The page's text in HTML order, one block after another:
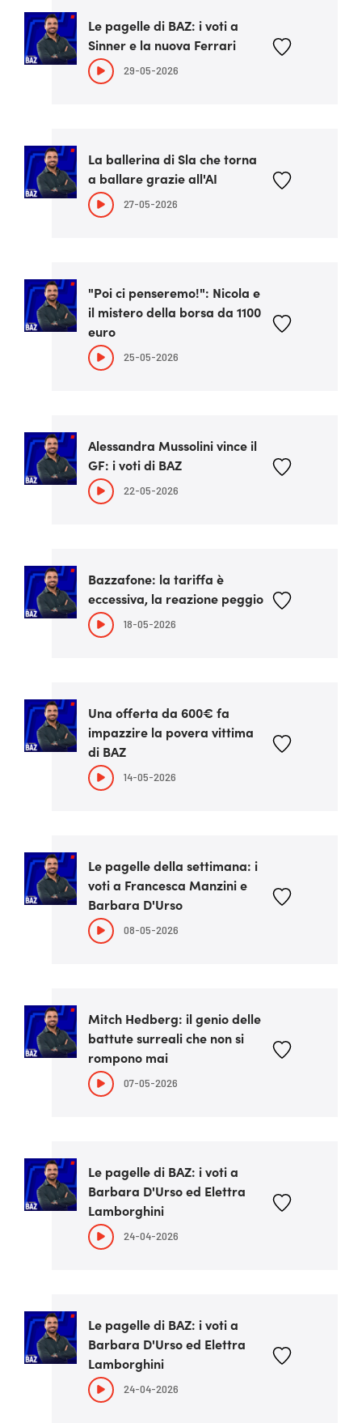
Le pagelle di BAZ: i voti a
Sinner e la nuova Ferrari
29-05-2026
La ballerina di Sla che torna
a ballare grazie all'AI
27-05-2026
"Poi ci penseremo!": Nicola e
il mistero della borsa da 1100
euro
25-05-2026
Alessandra Mussolini vince il
GF: i voti di BAZ
22-05-2026
Bazzafone: la tariffa è
eccessiva, la reazione peggio
18-05-2026
Una offerta da 600€ fa
impazzire la povera vittima
di BAZ
14-05-2026
Le pagelle della settimana: i
voti a Francesca Manzini e
Barbara D'Urso
08-05-2026
Mitch Hedberg: il genio delle
battute surreali che non si
rompono mai
07-05-2026
Le pagelle di BAZ: i voti a
Barbara D'Urso ed Elettra
Lamborghini
24-04-2026
Le pagelle di BAZ: i voti a
Barbara D'Urso ed Elettra
Lamborghini
24-04-2026